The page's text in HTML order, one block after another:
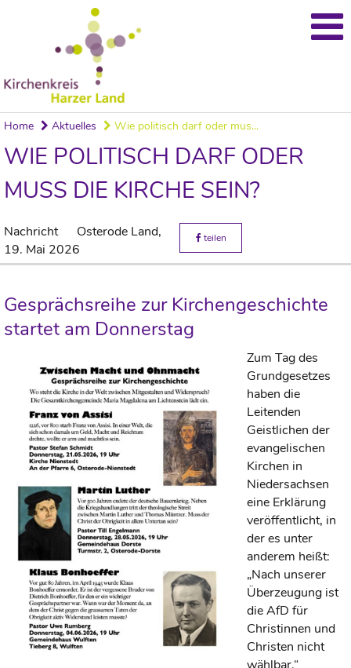
Home Aktuelles Wie politisch darf oder mus...
WIE POLITISCH DARF ODER
MUSS DIE KIRCHE SEIN?
Nachricht
Osterode Land,
19. Mai 2026
teilen
Gesprächsreihe zur Kirchengeschichte
startet am Donnerstag
Zum Tag des
Grundgesetzes
haben die
Leitenden
Geistlichen der
evangelischen
Kirchen in
Niedersachsen
eine Erklärung
veröffentlicht, in
der es unter
anderem heißt:
„Nach unserer
Überzeugung ist
die AfD für
Christinnen und
Christen nicht